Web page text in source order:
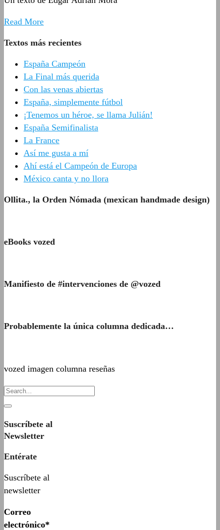
Read More
Textos más recientes
España Campeón
La Final más querida
Con las venas abiertas
España, simplemente fútbol
¡Tenemos un héroe, se llama Julián!
España Semifinalista
La France
Así me gusta a mí
Ahí está el Campeón de Europa
México canta y no llora
Ollita., la Orden Nómada (mexican handmade design)
eBooks vozed
Manifiesto de #intervenciones de @vozed
Probablemente la única columna dedicada…
vozed imagen columna reseñas
Suscríbete al
Newsletter
Entérate
Suscríbete al
newsletter
Correo
electrónico*